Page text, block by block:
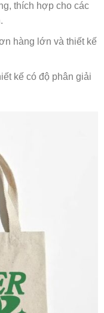
thích hợp cho các
hàng lớn và thiết kế
kế có độ phân giải